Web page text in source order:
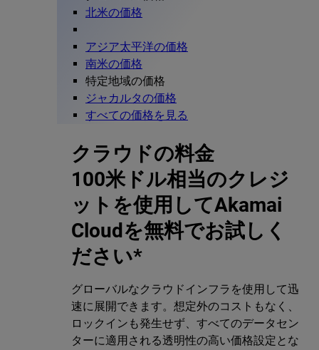
北米の価格
アジア太平洋の価格
南米の価格
特定地域の価格
ジャカルタの価格
すべての価格を見る
クラウドの料金
100米ドル相当のクレジ
ットを使用してAkamai
Cloudを無料でお試しく
ださい*
グローバルなクラウドインフラを使用して迅
速に展開できます。想定外のコストもなく、
ロックインも発生せず、すべてのデータセン
ターに適用される透明性の高い価格設定とな